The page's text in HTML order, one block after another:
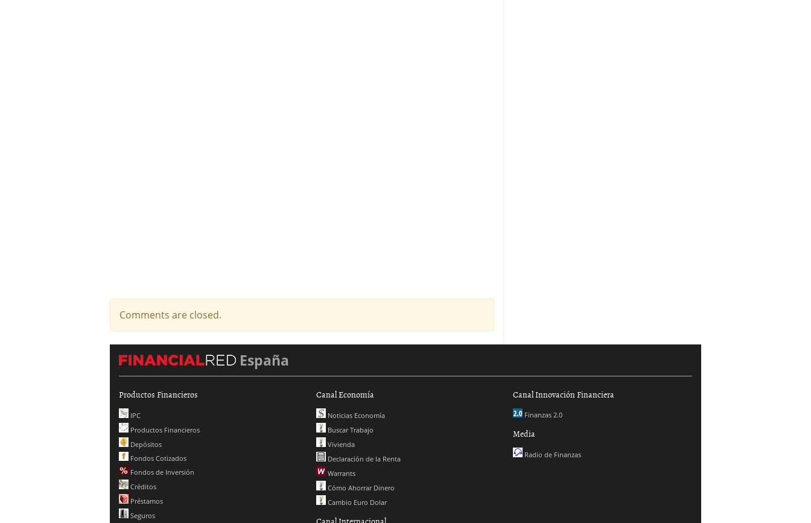
Comments are closed.
España
Productos Financieros
IPC
Productos Financieros
Depósitos
Fondos Cotizados
Fondos de Inversión
Créditos
Préstamos
Seguros
Canal Economía
Noticias Economía
Buscar Trabajo
Vivienda
Declaración de la Renta
Warrants
Cómo Ahorrar Dinero
Cambio Euro Dolar
Canal Innovación Financiera
Finanzas 2.0
Media
Radio de Finanzas